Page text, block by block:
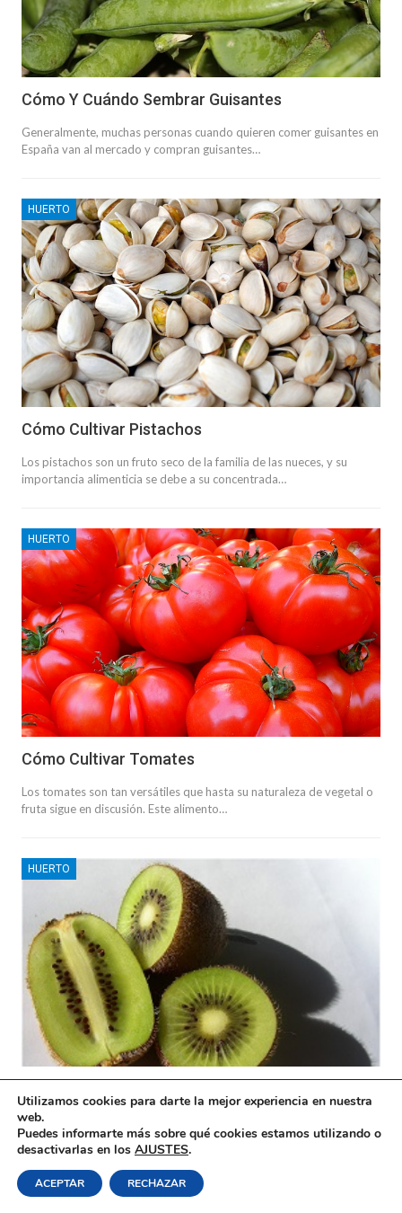
Cómo Y Cuándo Sembrar Guisantes
Generalmente, muchas personas cuando quieren comer guisantes en
España van al mercado y compran guisantes…
HUERTO
Cómo Cultivar Pistachos
Los pistachos son un fruto seco de la familia de las nueces, y su
importancia alimenticia se debe a su concentrada…
HUERTO
Cómo Cultivar Tomates
Los tomates son tan versátiles que hasta su naturaleza de vegetal o
fruta sigue en discusión. Este alimento…
HUERTO
El kiwi es una fruta exótica y deliciosa la cual se puede disfrutar en su
manera natural o para hacer diferentes…
Utilizamos cookies para darte la mejor experiencia en nuestra
web.
Puedes informarte más sobre qué cookies estamos utilizando o
desactivarlas en los AJUSTES.
ACEPTAR RECHAZAR